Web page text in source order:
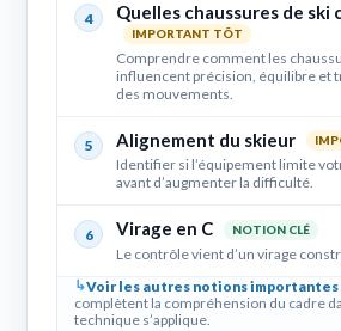
4 Quelles chaussures de ski
IMPORTANT TÔT
Comprendre comment les
influencent précision, équilibre et
des mouvements.
5 Alignement du skieur
Identifier si l’équipement limite
avant d’augmenter la difficulté.
6 Virage en C NOTION CLÉ
Le contrôle vient d’un virage
Voir les autres notions importantes
complètent la compréhension du cadre
technique s’applique.